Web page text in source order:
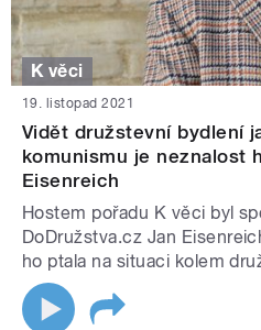
K věci
19. listopad 2021
Vidět družstevní bydlení
komunismu je neznalost
Eisenreich
Hostem pořadu K věci byl
DoDružstva.cz Jan
ho ptala na situaci kolem